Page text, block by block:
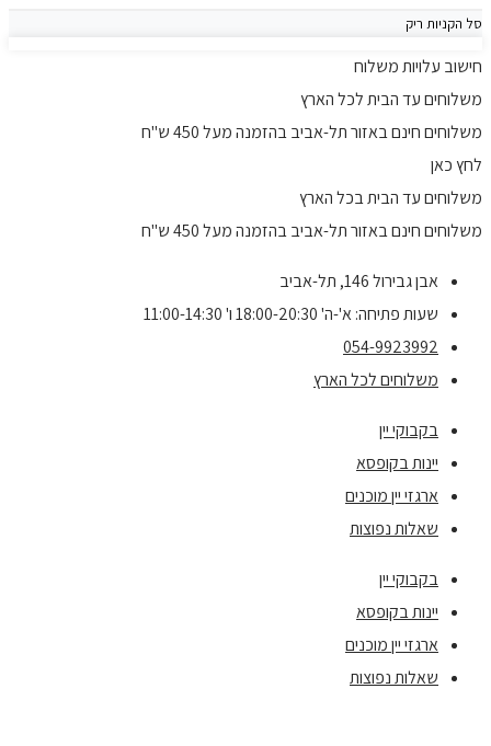
סל הקניות ריק
חישוב עלויות משלוח
משלוחים עד הבית לכל הארץ
משלוחים חינם באזור תל-אביב בהזמנה מעל 450 ש"ח
לחץ כאן
משלוחים עד הבית בכל הארץ
משלוחים חינם באזור תל-אביב בהזמנה מעל 450 ש"ח
אבן גבירול 146, תל-אביב
שעות פתיחה: א'-ה' 18:00-20:30 ו' 11:00-14:30
054-9923992
משלוחים לכל הארץ
בקבוקי יין
יינות בקופסא
ארגזי יין מוכנים
שאלות נפוצות
בקבוקי יין
יינות בקופסא
ארגזי יין מוכנים
שאלות נפוצות